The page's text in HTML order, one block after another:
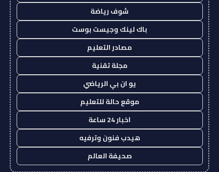
شوف رياضة
باك لينك وجيست بوست
مصادر التعليم
مجلة تقنية
يو ان بي الرياضي
موقع حالة للتعليم
اخبار 24 ساعة
هيدب فنون وترفيه
صحيفة العالم